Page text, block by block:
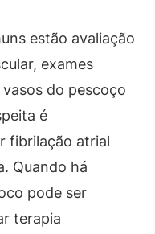
estão avaliação
exames
do pescoço
é
fibrilação atrial
Quando há
pode ser
terapia